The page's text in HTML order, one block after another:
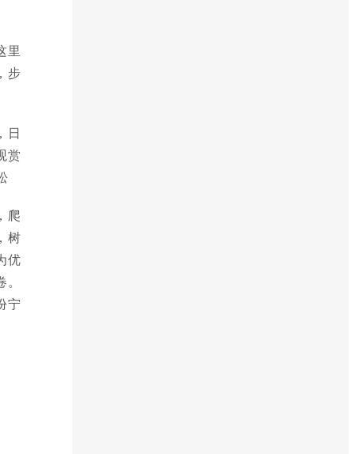
里
步
日
赏
爬
树
优
宁